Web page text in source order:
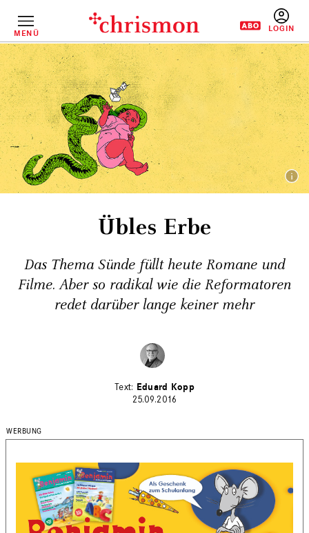
InhaltMENÜ
Übles Erbe
Das Thema Sünde füllt heute Romane und
Filme. Aber so radikal wie die Reformatoren
redet darüber lange keiner mehr
Eduard Kopp
25.09.2016